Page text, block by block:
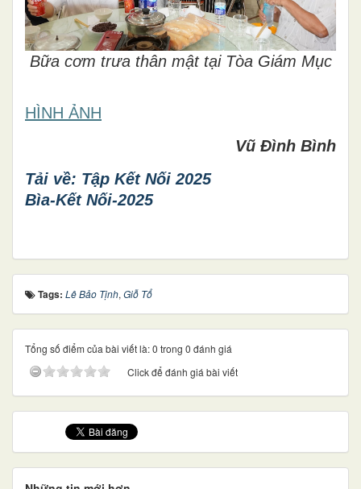
Bữa cơm trưa thân mật tại Tòa Giám Mục
HÌNH ẢNH
Vũ Đình Bình
Tải về: Tập Kết Nối 2025
Bìa-Kết Nối-2025
Tags: Lê Bảo Tịnh, Giỗ Tổ
Tổng số điểm của bài viết là: 0 trong 0 đánh giá
Click để đánh giá bài viết